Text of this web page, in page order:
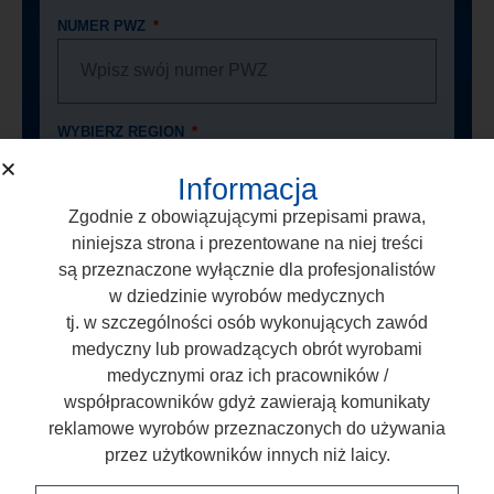
NUMER PWZ
WYBIERZ REGION
ZADAJ PYTANIE O PRODUKT
Wyrażam zgodę na przetwarzanie moich
danych osobowych przez firmę ARKONA
Laboratorium Farmakologii Stomatologicznej, z
Informacja
Zgodnie z obowiązującymi przepisami prawa,
niniejsza strona i prezentowane na niej treści
są przeznaczone wyłącznie dla profesjonalistów
w dziedzinie wyrobów medycznych
tj. w szczególności osób wykonujących zawód
medyczny lub prowadzących obrót wyrobami
medycznymi oraz ich pracowników /
współpracowników gdyż zawierają komunikaty
reklamowe wyrobów przeznaczonych do używania
przez użytkowników innych niż laicy.